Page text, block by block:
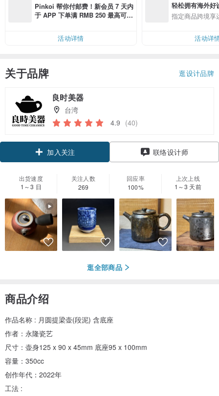
Pinkoi 帮你付邮费！新会员 7 天内
于 APP 下单满 RMB 250 最高可折
活动详情
轻松拥有海外好
指定商品跨境享
活动详
关于品牌 逛设计品牌
良时美器
台湾
4.9 (40)
加入关注 联络设计师
出货速度
1～3 日
关注人数
269
回应率
100%
上次上线
1～3 天前
逛全部商品
商品介绍
作品名称 : 月圆提梁壶(段泥) 含底座
作者：永隆瓷艺
尺寸：壶身125 x 90 x 45mm 底座95 x 100mm
容量：350cc
创作年代：2022年
工法 :